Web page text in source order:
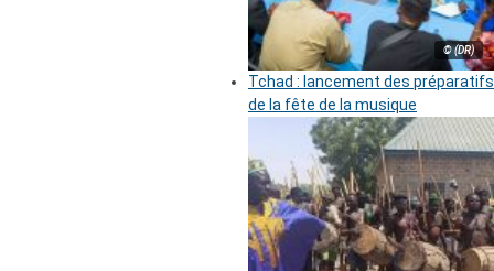
© (DR)
Tchad : lancement des préparatifs
de la fête de la musique